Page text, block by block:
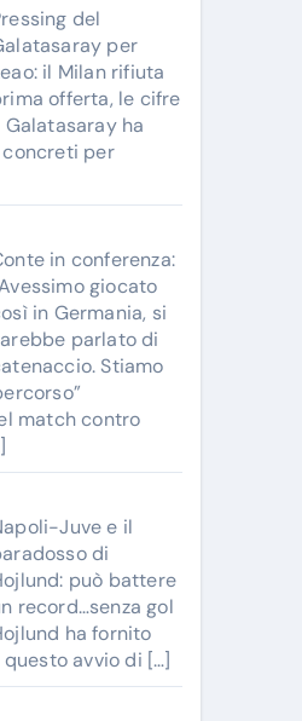
del
per
il Milan rifiuta
offerta, le cifre
Galatasaray ha
concreti per
in conferenza:
giocato
in Germania, si
parlato di
Stiamo
match contro
Juve e il
di
può battere
record…senza gol
ha fornito
avvio di […]